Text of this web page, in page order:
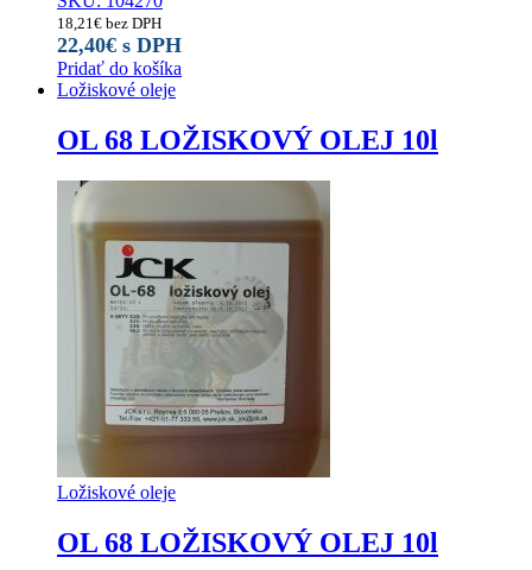
18,21€ bez DPH
22,40€ s DPH
Pridať do košíka
Ložiskové oleje
OL 68 LOŽISKOVÝ OLEJ 10l
Ložiskové oleje
OL 68 LOŽISKOVÝ OLEJ 10l